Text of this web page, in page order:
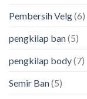
Pembersih Velg(6)
pengkilap ban(5)
pengkilap body(7)
Semir Ban(5)